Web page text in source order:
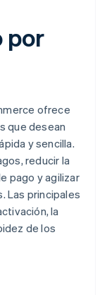
por
ofrece
que desean
y sencilla.
reducir la
pago y agilizar
Las principales
la
de los